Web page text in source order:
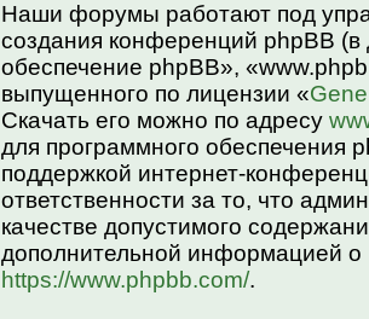
Наши форумы работают под
создания конференций phpBB
обеспечение phpBB»,
выпущенного по лицензии «
Скачать его можно по адресу
для программного обеспечения
поддержкой интернет-
ответственности за то, что
качестве допустимого
дополнительной информацией
https://www.phpbb.com/.